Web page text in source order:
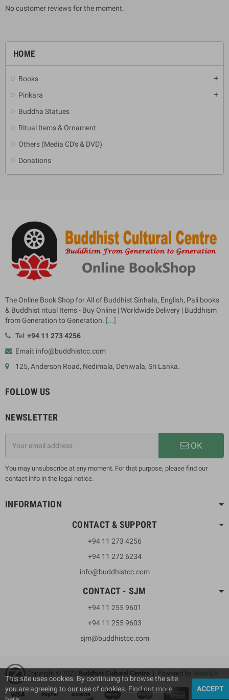
HOME
Books add
Pirikara add
Buddha Statues
Ritual Items & Ornament
Others (Media CD's & DVD)
Donations
No customer reviews for the moment.
The Online Book Shop for All of Buddhist Sinhala, English, Pali books
& Buddhist ritual Items - Buy Online | Worldwide Delivery | Buddhism
from Generation to Generation. [...]
Tel:+94 11 273 4256
Email: info@buddhistcc.com
125, Anderson Road, Nedimala, Dehiwala, Sri Lanka.
FOLLOW US
NEWSLETTER
OK
You may unsubscribe at any moment. For that purpose, please find our
contact info in the legal notice.
INFORMATION
CONTACT & SUPPORT
+94 11 273 4256
+94 11 272 6234
info@buddhistcc.com
CONTACT - SJM
+94 11 255 9601
+94 11 255 9603
sjm@buddhistcc.com
Copyright © 2023 Buddhist Cultural Centre | Powered by VisionLK
This site uses cookies. By continuing to browse the site
you are agreeing to our use of cookies. Find out more
ACCEPT